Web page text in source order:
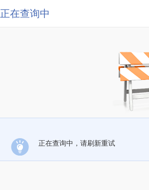
正在查询中
正在查询中，请刷新重试